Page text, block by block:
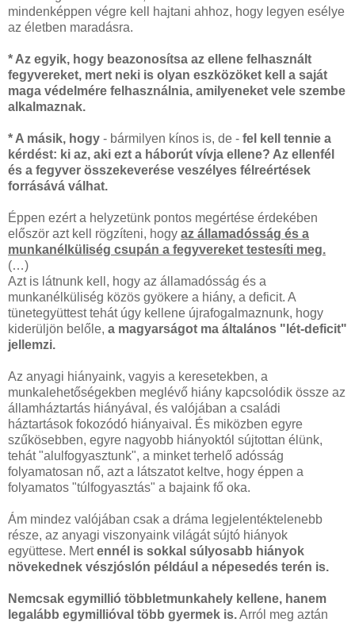
mindenképpen végre kell hajtani ahhoz, hogy legyen esélye
az életben maradásra.
* Az egyik, hogy beazonosítsa az ellene felhasznált
fegyvereket, mert neki is olyan eszközöket kell a saját
maga védelmére felhasználnia, amilyeneket vele szembe
alkalmaznak.
* A másik, hogy - bármilyen kínos is, de - fel kell tennie a
kérdést: ki az, aki ezt a háborút vívja ellene? Az ellenfél
és a fegyver összekeverése veszélyes félreértések
forrásává válhat.
Éppen ezért a helyzetünk pontos megértése érdekében
először azt kell rögzíteni, hogy az államadósság és a
munkanélküliség csupán a fegyvereket testesíti meg.
(…)
Azt is látnunk kell, hogy az államadósság és a
munkanélküliség közös gyökere a hiány, a deficit. A
tünetegyüttest tehát úgy kellene újrafogalmaznunk, hogy
kiderüljön belőle, a magyarságot ma általános "lét-deficit"
jellemzi.
Az anyagi hiányaink, vagyis a keresetekben, a
munkalehetőségekben meglévő hiány kapcsolódik össze az
államháztartás hiányával, és valójában a családi
háztartások fokozódó hiányaival. És miközben egyre
szűkösebben, egyre nagyobb hiányoktól sújtottan élünk,
tehát "alulfogyasztunk", a minket terhelő adósság
folyamatosan nő, azt a látszatot keltve, hogy éppen a
folyamatos "túlfogyasztás" a bajaink fő oka.
Ám mindez valójában csak a dráma legjelentéktelenebb
része, az anyagi viszonyaink világát sújtó hiányok
együttese. Mertennél is sokkal súlyosabb hiányok
növekednek vészjóslón például a népesedés terén is.
Nemcsak egymillió többletmunkahely kellene, hanem
legalább egymillióval több gyermek is.Arról meg aztán